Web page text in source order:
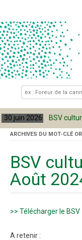
.
30 juin 2026 BSV
ARCHIVES DU MOT-CLÉ
BSV
Août
>> Télécharger le
A retenir :